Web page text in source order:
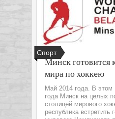
Спорт
Минск готовится
мира по хоккею
Май 2014 года. В
года Минск на целых
столицей мирового
республика встретить